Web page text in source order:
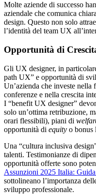
Molte aziende di successo
aziendale che comunica
design. Questo non solo
l’identità del team UX
Opportunità di
Gli UX designer, in
path UX” e opportunità di
Un’azienda che investe nella
conferenze e nella crescita
I “benefit UX designer”
solo un’ottima retribuzione,
orari flessibili), piani di
opportunità di equity o bonus
Una “cultura inclusiva
talenti. Testimonianze di
opportunità offerte sono
Assunzioni 2025 Italia:
sottolineano l’importanza
sviluppo professionale.